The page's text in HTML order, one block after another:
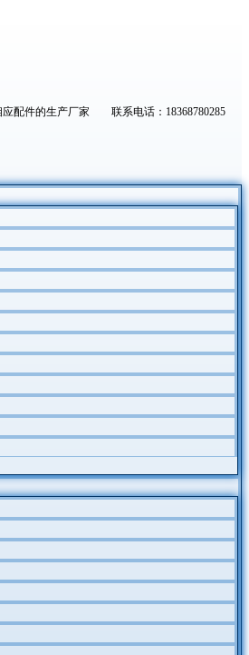
应配件的生产厂家 联系电话：18368780285